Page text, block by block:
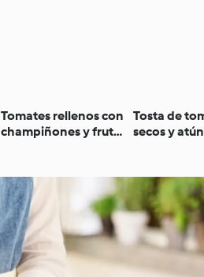
Tomates rellenos con
champiñones y frutos
Tosta de
secos y atún